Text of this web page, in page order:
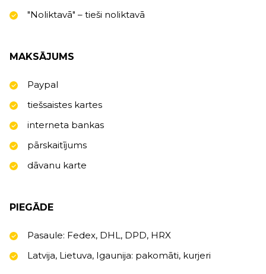
"Noliktavā" – tieši noliktavā
MAKSĀJUMS
Paypal
tiešsaistes kartes
interneta bankas
pārskaitījums
dāvanu karte
PIEGĀDE
Pasaule: Fedex, DHL, DPD, HRX
Latvija, Lietuva, Igaunija: pakomāti, kurjeri